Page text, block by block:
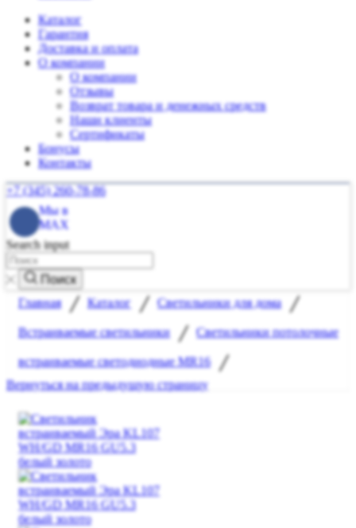
Каталог
Гарантия
Доставка и оплата
О компании
О компании
Отзывы
Возврат товара и денежных средств
Наши клиенты
Сертификаты
Бонусы
Контакты
+7 (345) 260-78-86
Мы в
MAX
Search input
Поиск
Главная / Каталог / Светильники для дома /
Встраиваемые светильники / Светильники потолочные
встраиваемые светодиодные MR16 /
Вернуться на предыдущую страницу